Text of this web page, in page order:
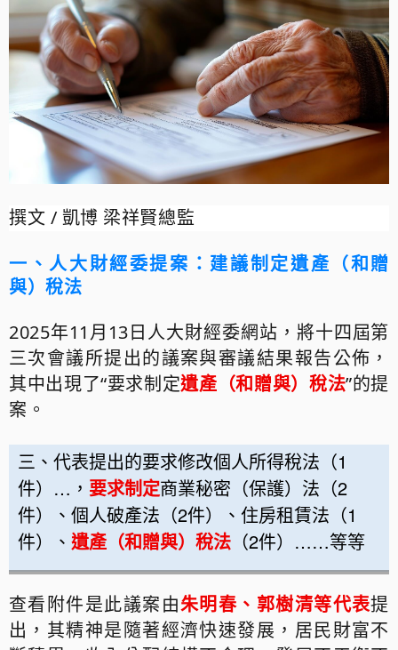
撰文 / 凱博 梁祥賢總監
一、人大財經委提案：建議制定遺產（和贈
與）稅法
2025年11 月 13日人大財經委網站，將十四屆第
三次會議所提出的議案與審議結果報告公佈，
其中出現了“要求制定遺產（和贈與）稅法”的提
案。
三、代表提出的要求修改個人所得稅法（1
件） … ， 要求制定商業秘密（保護）法（2
件）、個人破產法（2件）、住房租賃法（1
件）、 遺產（和贈與）稅法 （2件） ……等等
查看附件是此議案由朱明春、郭樹清等代表提
出，其精神是隨著經濟快速發展，居民財富不